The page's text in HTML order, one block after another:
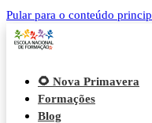
Pular para o conteúdo
🌻 Nova Primavera
Formações
Blog